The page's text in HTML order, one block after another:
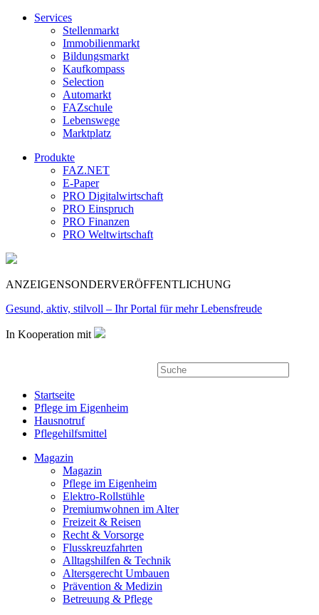
Services
Stellenmarkt
Immobilienmarkt
Bildungsmarkt
Kaufkompass
Selection
Automarkt
FAZschule
Lebenswege
Marktplatz
Produkte
FAZ.NET
E-Paper
PRO Digitalwirtschaft
PRO Einspruch
PRO Finanzen
PRO Weltwirtschaft
ANZEIGENSONDERVERÖFFENTLICHUNG
Gesund, aktiv, stilvoll – Ihr Portal für mehr Lebensfreude
In Kooperation mit
Startseite
Pflege im Eigenheim
Hausnotruf
Pflegehilfsmittel
Magazin
Magazin
Pflege im Eigenheim
Elektro-Rollstühle
Premiumwohnen im Alter
Freizeit & Reisen
Recht & Vorsorge
Flusskreuzfahrten
Alltagshilfen & Technik
Altersgerecht Umbauen
Prävention & Medizin
Betreuung & Pflege